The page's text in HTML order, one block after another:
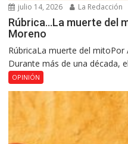
julio 14, 2026 La Redacción
Rúbrica…La muerte del
Moreno
RúbricaLa muerte del
Durante más de una década,
OPINIÓN